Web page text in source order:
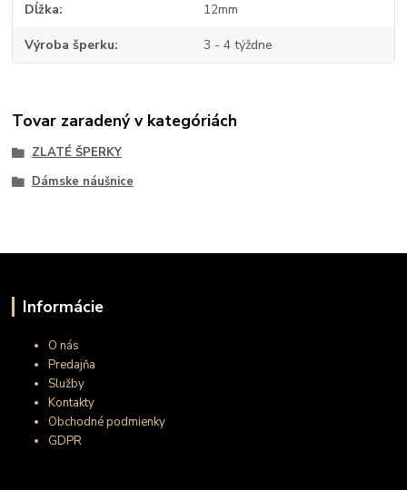
Dĺžka 12mm
Výroba šperku 3 - 4 týždne
Tovar zaradený v kategóriách
ZLATÉ ŠPERKY
Dámske náušnice
Informácie
O nás
Predajňa
Služby
Kontakty
Obchodné podmienky
GDPR